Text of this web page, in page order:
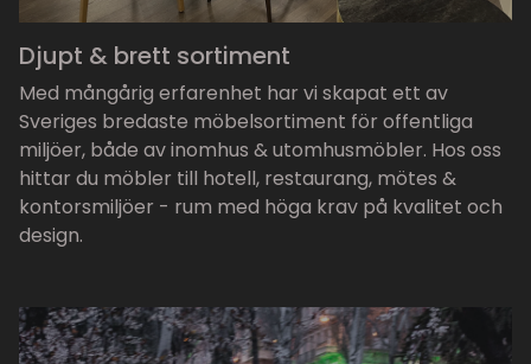
Djupt & brett sortiment
Med mångårig erfarenhet har vi skapat ett av
Sveriges bredaste möbelsortiment för offentliga
miljöer, både av inomhus & utomhusmöbler. Hos oss
hittar du möbler till hotell, restaurang, mötes &
kontorsmiljöer - rum med höga krav på kvalitet och
design.